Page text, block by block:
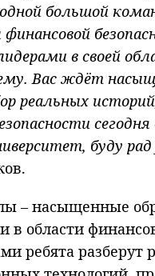
большой
в своей
Вас ждёт
реальных
буду
– насыщенные
в области
ребята